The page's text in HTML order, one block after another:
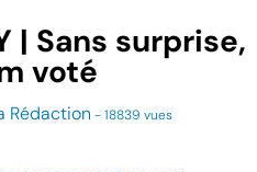
| Sans surprise,
voté
Rédaction - 18839 vues